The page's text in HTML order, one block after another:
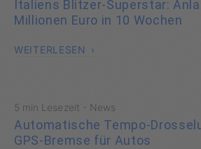
Italiens Blitzer-Superstar:
Millionen Euro in 10 Wochen
WEITERLESEN
5 min Lesezeit · News
Automatische Tempo-
GPS-Bremse für Autos